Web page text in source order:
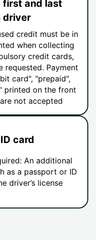
first and last
driver
credit must be in
when collecting
credit cards,
requested. Payment
card", "prepaid",
printed on the front
not accepted
card
An additional
as a passport or ID
driver’s license